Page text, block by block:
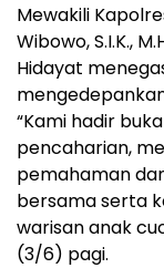
Mewakili
Wibowo, S.I.K.,
Hidayat
“Kami hadir
pencaharian,
pemahaman
bersama serta
warisan anak
(3/6) pagi.